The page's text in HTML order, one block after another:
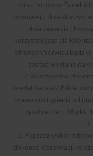
minut lotów w Tunelu)
rynkowej z dnia
dnia zawarcia
korzystniejsza dla
stronach Serwisu bądź
zostać wysłane na
7. W przypadku
Kredytów bądź Pakietów
prawo odstąpienia od
zgodnie z art. 38 pkt.
§
1. Poprzez wybór
dokonać Rezerwacji, w